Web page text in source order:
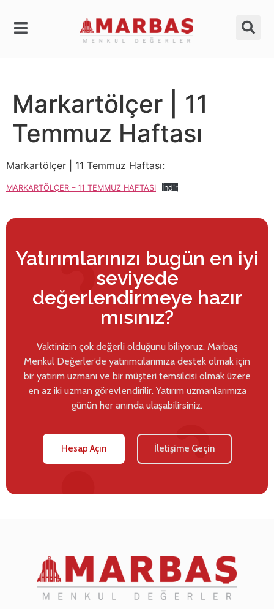
Markartölçer | 11
Temmuz Haftası
Markartölçer | 11 Temmuz Haftası:
MARKARTÖLÇER – 11 TEMMUZ HAFTASI İndir
Yatırımlarınızı bugün en iyi
seviyede
değerlendirmeye hazır
mısınız?
Vaktinizin çok değerli olduğunu biliyoruz. Marbaş
Menkul Değerler’de yatırımcılarımıza destek olmak için
bir yatırım uzmanı ve bir müşteri temsilcisi olmak üzere
en az iki uzman görevlendirilir. Yatırım uzmanlarımıza
günün her anında ulaşabilirsiniz.
Hesap Açın İletişime Geçin